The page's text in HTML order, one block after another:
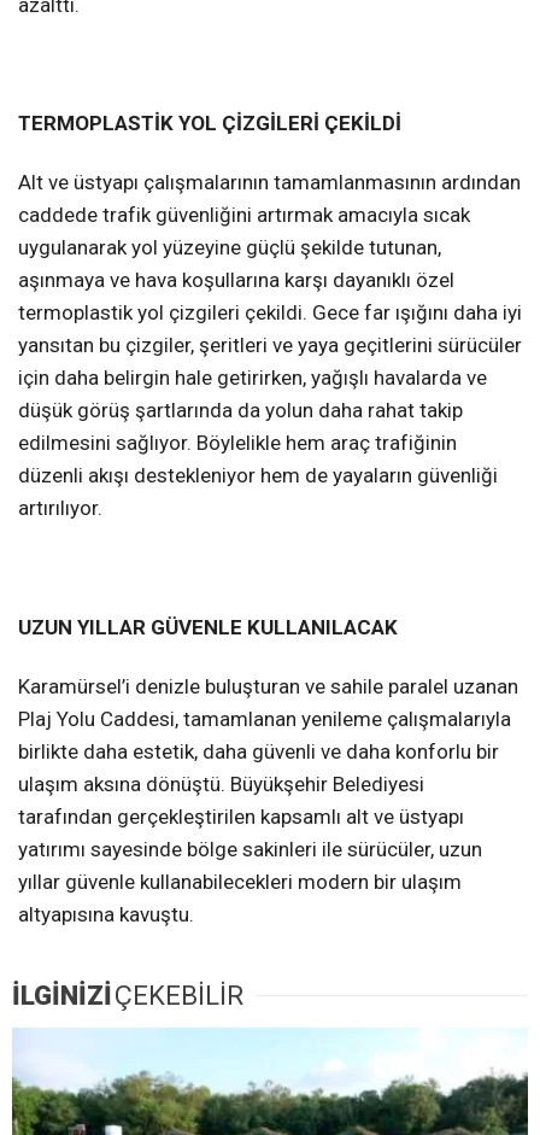
azalttı.
TERMOPLASTİK YOL ÇİZGİLERİ ÇEKİLDİ
Alt ve üstyapı çalışmalarının tamamlanmasının ardından
caddede trafik güvenliğini artırmak amacıyla sıcak
uygulanarak yol yüzeyine güçlü şekilde tutunan,
aşınmaya ve hava koşullarına karşı dayanıklı özel
termoplastik yol çizgileri çekildi. Gece far ışığını daha iyi
yansıtan bu çizgiler, şeritleri ve yaya geçitlerini sürücüler
için daha belirgin hale getirirken, yağışlı havalarda ve
düşük görüş şartlarında da yolun daha rahat takip
edilmesini sağlıyor. Böylelikle hem araç trafiğinin
düzenli akışı destekleniyor hem de yayaların güvenliği
artırılıyor.
UZUN YILLAR GÜVENLE KULLANILACAK
Karamürsel’i denizle buluşturan ve sahile paralel uzanan
Plaj Yolu Caddesi, tamamlanan yenileme çalışmalarıyla
birlikte daha estetik, daha güvenli ve daha konforlu bir
ulaşım aksına dönüştü. Büyükşehir Belediyesi
tarafından gerçekleştirilen kapsamlı alt ve üstyapı
yatırımı sayesinde bölge sakinleri ile sürücüler, uzun
yıllar güvenle kullanabilecekleri modern bir ulaşım
altyapısına kavuştu.
İLGİNİZİÇEKEBİLİR